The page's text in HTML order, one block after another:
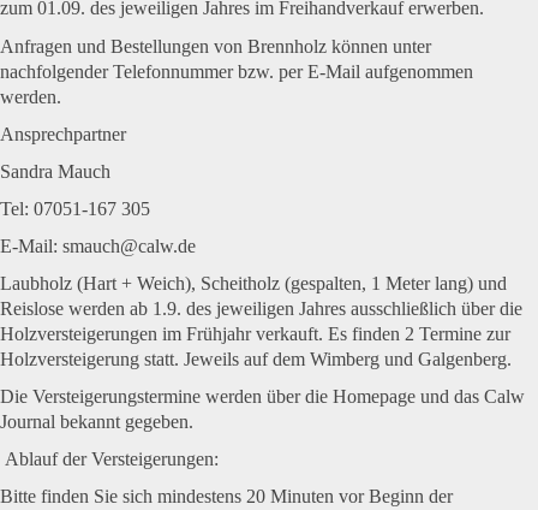
zum 01.09. des jeweiligen Jahres im Freihandverkauf erwerben.
Anfragen und Bestellungen von Brennholz können unter
nachfolgender Telefonnummer bzw. per E-Mail aufgenommen
werden.
Ansprechpartner
Sandra Mauch
Tel: 07051-167 305
E-Mail: smauch@calw.de
Laubholz (Hart + Weich), Scheitholz (gespalten, 1 Meter lang) und
Reislose werden ab 1.9. des jeweiligen Jahres ausschließlich über die
Holzversteigerungen im Frühjahr verkauft. Es finden 2 Termine zur
Holzversteigerung statt. Jeweils auf dem Wimberg und Galgenberg.
Die Versteigerungstermine werden über die Homepage und das Calw
Journal bekannt gegeben.
Ablauf der Versteigerungen:
Bitte finden Sie sich mindestens 20 Minuten vor Beginn der